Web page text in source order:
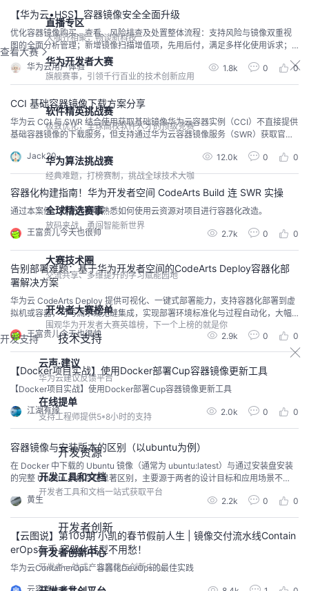
直播专区
大咖齐相聚，畅谈新科技
查看大赛
华为开发者大赛
旗舰赛事，引领千行百业的技术创新应用
软件精英挑战赛
极致优化，全球高校软件人才的顶级竞赛
华为算法挑战赛
经典难题，打榜赛制，挑战全球技术大咖
全球精选赛事
放码来战，勇闯智能新世界
大赛技术圈
交流共享、多维提升的学习赋能园地
开发者大赛榜单
围观华为开发者大赛英雄榜，下一个上榜的就是你
开发支持 技术支持
云声·建议
华为云建议反馈平台
在线提单
支持工程师提供5*8小时的支持
开发资源
开发工具和文档
开发者工具和文档一站式获取平台
开发者创新
开发者创新中心
开发者一站式产业实践与创新中心
【华为云•HSS】容器镜像安全全面升级
优化容器镜像购买、查看、风险排查及处置整体流程：支持风险与镜像双重视
图的全面分析管理；新增镜像扫描增值项，先用后付，满足多样化使用诉求；
优化各项风险主动处置与导出能力，增强用户运维效能。
华为云用户体验
1.8k 0 0
CCI 基础容器镜像下载方案分享
华为云 CCI 与 SWR 结合使用获取基础镜像华为云容器实例（CCI）不直接提供
基础容器镜像的下载服务，但支持通过华为云容器镜像服务（SWR）获取官方
的镜像管理完全依赖华为云 SWR 服务。用户需通过 SWR 下载或上传镜像，再
在 CCI 中引用。基础镜像（如 Nginx、Ubuntu、Java 等）由 SWR ...
Jack20 12.0k 0 0
容器化构建指南！华为开发者空间 CodeArts Build 连 SWR 实操
通过本案例，开发者能够熟悉如何使用云资源对项目进行容器化改造。
王富贵儿今天也很帅 2.7k 0 0
告别部署难题：基于华为开发者空间的CodeArts Deploy容器化部
署解决方案
华为云 CodeArts Deploy 提供可视化、一键式部署能力，支持容器化部署到虚
拟机或容器，可与流水线无缝集成，实现部署环境标准化与过程自动化，大幅
简化部署流程。搭配免费的容器镜像服务 SWR、低成本的弹性云服务器 ECS
等资源，30 分钟即可完成从资源配置到镜像部署的全流程。
王富贵儿今天也很帅 2.9k 0 0
【Docker项目实战】使用Docker部署Cup容器镜像更新工具
【Docker项目实战】使用Docker部署Cup容器镜像更新工具
江湖有缘 2.0k 0 0
容器镜像与安装版本的区别（以ubuntu为例）
在 Docker 中下载的 Ubuntu 镜像（通常为 ubuntu:latest）与通过安装盘安装
的完整 Ubuntu 系统存在显著区别，主要源于两者的设计目标和应用场景不
同。 1. 镜像体积与精简性Docker 镜像：极简设计：Docker 镜像仅包含运行 U
buntu 所需的最基础组件（如 libc、核心库和包管理器 apt），默认不安装任何
非必要工具（如 ping、iproute2、...
黄生 2.2k 0 0
【云图说】第109期 小凯的春节假前人生 | 镜像交付流水线Contain
erOps在手 容器化转型不用愁！
华为云ContainerOps：容器化DevOps的最佳实践